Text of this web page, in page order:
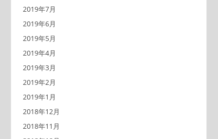
2019年7月
2019年6月
2019年5月
2019年4月
2019年3月
2019年2月
2019年1月
2018年12月
2018年11月